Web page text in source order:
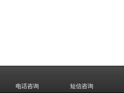
电话咨询 短信咨询